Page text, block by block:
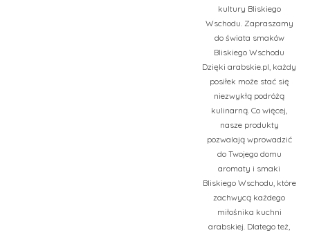
kultury Bliskiego
Wschodu. Zapraszamy
do świata smaków
Bliskiego Wschodu
Dzięki arabskie.pl, każdy
posiłek może stać się
niezwykłą podróżą
kulinarną. Co więcej,
nasze produkty
pozwalają wprowadzić
do Twojego domu
aromaty i smaki
Bliskiego Wschodu, które
zachwycą każdego
miłośnika kuchni
arabskiej. Dlatego też,